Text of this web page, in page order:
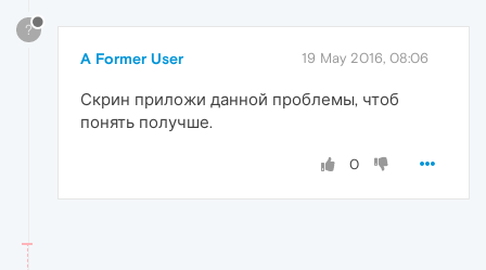
?
A Former User 19 May 2016, 08:06
Скрин приложи данной проблемы, чтоб
понять получше.
0